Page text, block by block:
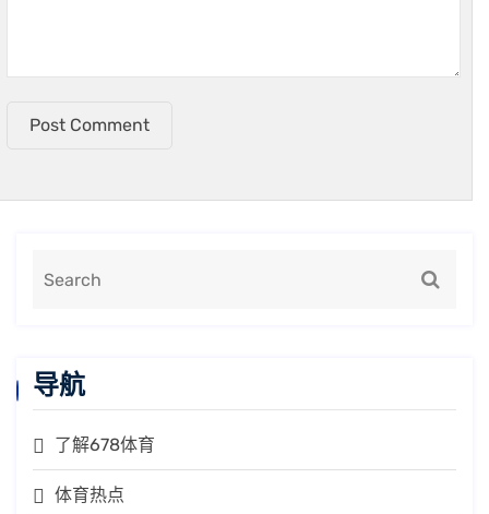
Post Comment
导航
了解678体育
体育热点